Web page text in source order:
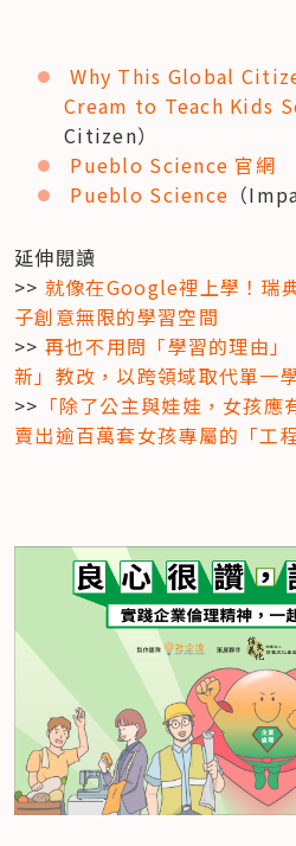
Why This Global
Cream to Teach Kids
Citizen）
Pueblo Science 官網
Pueblo Science （
延伸閱讀
>> 就像在Google裡上學！瑞
子創意無限的學習空間
>> 再也不用問「學習的理由
新」教改，以跨領域取代單一
>> 「除了公主與娃娃，女孩
賣出逾百萬套女孩專屬的「工程